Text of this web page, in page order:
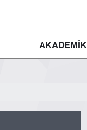
AKADEMİK